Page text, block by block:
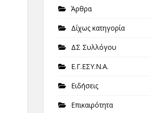
Άρθρα
Δίχως κατηγορία
ΔΣ Συλλόγου
Ε.Γ.ΕΣΥ.Ν.Α.
Ειδήσεις
Επικαιρότητα